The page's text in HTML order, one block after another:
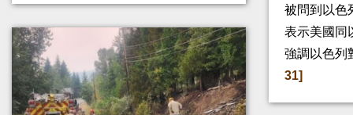
被問到以色
表示美國同
強調以色列
31]